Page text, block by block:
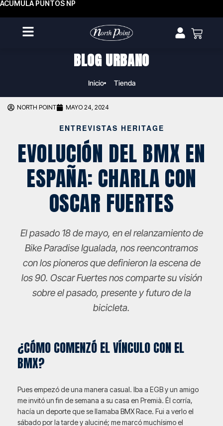
ACUMULA PUNTOS NP
BLOG URBANO
Inicio Tienda
NORTH POINT MAYO 24, 2024
ENTREVISTAS HERITAGE
EVOLUCIÓN DEL BMX EN
ESPAÑA: CHARLA CON
OSCAR FUERTES
El pasado 18 de mayo, en el relanzamiento de
Bike Paradise Igualada, nos reencontramos
con los pioneros que definieron la escena de
los 90. Oscar Fuertes nos comparte su visión
sobre el pasado, presente y futuro de la
bicicleta.
¿CÓMO COMENZÓ EL VÍNCULO CON EL
BMX?
Pues empezó de una manera casual. Iba a EGB y un amigo
me invitó un fin de semana a su casa en Premià. Él corría,
hacía un deporte que se llamaba BMX Race. Fui a verlo el
sábado por la tarde y aluciné; me marcó muchísimo el